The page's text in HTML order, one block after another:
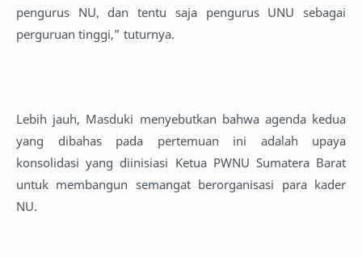
pengurus NU, dan tentu saja pengurus UNU sebagai
perguruan tinggi,” tuturnya.
Lebih jauh, Masduki menyebutkan bahwa agenda kedua
yang dibahas pada pertemuan ini adalah upaya
konsolidasi yang diinisiasi Ketua PWNU Sumatera Barat
untuk membangun semangat berorganisasi para kader
NU.